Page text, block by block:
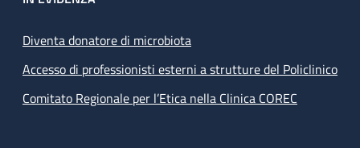
Diventa donatore di microbiota
Accesso di professionisti esterni a strutture del Policlinico
Comitato Regionale per l’Etica nella Clinica COREC